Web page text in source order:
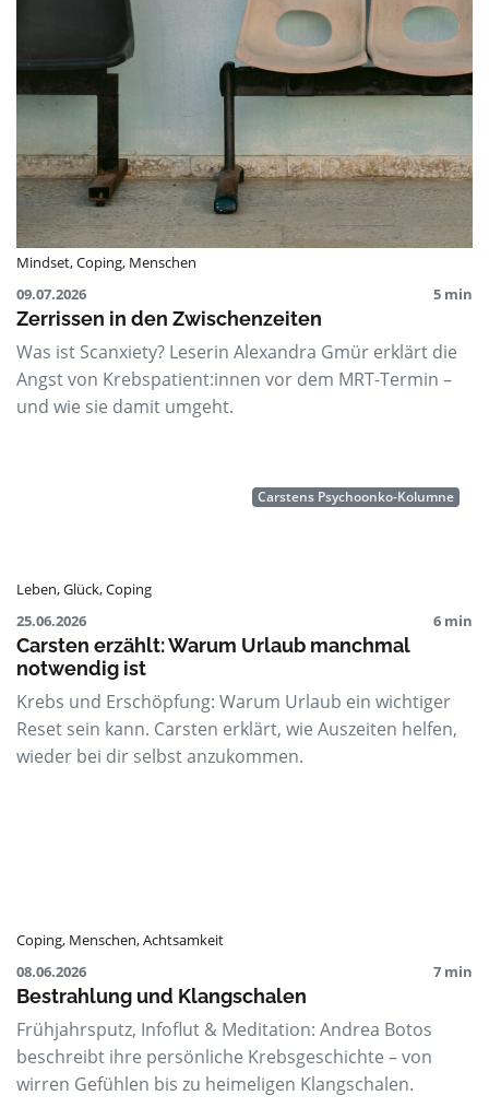
Mindset,Coping, Menschen
09.07.2026
5 min
Zerrissen in den Zwischenzeiten
Was ist Scanxiety? Leserin Alexandra Gmür erklärt die
Angst von Krebspatient:innen vor dem MRT-Termin –
und wie sie damit umgeht.
Carstens Psychoonko-Kolumne
Leben,Glück,Coping
25.06.2026
6 min
Carsten erzählt: Warum Urlaub manchmal
notwendig ist
Krebs und Erschöpfung: Warum Urlaub ein wichtiger
Reset sein kann. Carsten erklärt, wie Auszeiten helfen,
wieder bei dir selbst anzukommen.
Coping, Menschen,Achtsamkeit
08.06.2026
7 min
Bestrahlung und Klangschalen
Frühjahrsputz, Infoflut & Meditation: Andrea Botos
beschreibt ihre persönliche Krebsgeschichte – von
wirren Gefühlen bis zu heimeligen Klangschalen.